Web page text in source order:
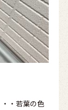
・若葉の色